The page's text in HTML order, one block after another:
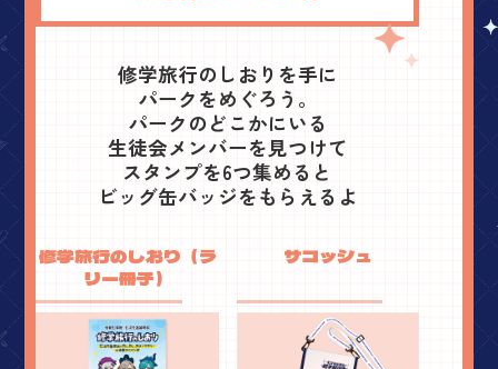
修学旅行のしおりを手に
パークをめぐろう。
パークのどこかにいる
生徒会メンバーを見つけて
スタンプを6つ集めると
ビッグ缶バッジをもらえるよ
修学旅行のしおり（ラ
リー冊子）
サコッシュ